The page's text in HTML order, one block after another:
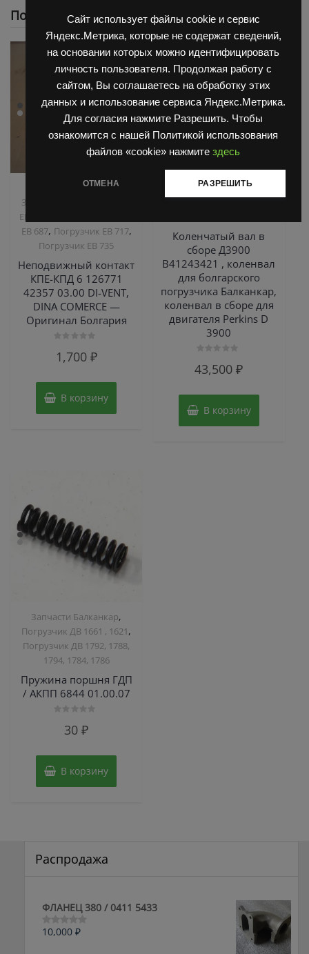
Сайт использует файлы cookie и сервис
Яндекс.Метрика, которые не содержат сведений,
на основании которых можно идентифицировать
личность пользователя. Продолжая работу с
сайтом, Вы соглашаетесь на обработку этих
данных и использование сервиса Яндекс.Метрика.
Для согласия нажмите Разрешить. Чтобы
ознакомится с нашей Политикой использования
файлов «cookie» нажмите здесь
ОТМЕНА РАЗРЕШИТЬ
Похожие
Запчасти Балканкар
Запчасти ЕП 001 / ЕП 006 /
ЕП 011 / ЕС 301
ЕВ 687, Погрузчик ЕВ 717,
Погрузчик ЕВ 735
Неподвижный контакт
КПЕ-КПД 6 126771
42357 03.00 DI-VENT,
DINA COMERCE —
Оригинал Болгария
01,700 ₽
В корзину
Двигатель Д3900,Запчасти
Коленчатый вал в
сборе Д3900
B41243421 , коленвал
для болгарского
погрузчика Балканкар,
коленвал в сборе для
двигателя Perkins D
3900
0
43,500₽
В корзину
Запчасти Балканкар,
Погрузчик ДВ 1661 , 1621,
Погрузчик ДВ 1792, 1788,
1794, 1784, 1786
Пружина поршня ГДП
/ АКПП 6844 01.00.07
30₽
В корзину
Распродажа
ФЛАНЕЦ 380 / 0411 5433
Оценка
10,000 ₽